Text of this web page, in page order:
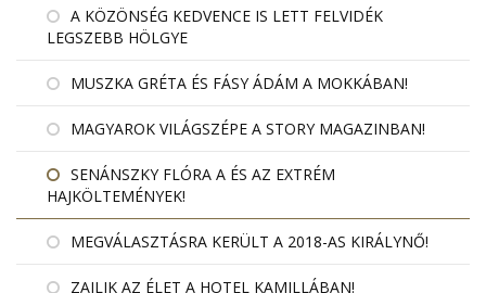
A KÖZÖNSÉG KEDVENCE IS LETT FELVIDÉK
LEGSZEBB HÖLGYE
MUSZKA GRÉTA ÉS FÁSY ÁDÁM A MOKKÁBAN!
MAGYAROK VILÁGSZÉPE A STORY MAGAZINBAN!
SENÁNSZKY FLÓRA A ÉS AZ EXTRÉM
HAJKÖLTEMÉNYEK!
MEGVÁLASZTÁSRA KERÜLT A 2018-AS KIRÁLYNŐ!
ZAJLIK AZ ÉLET A HOTEL KAMILLÁBAN!